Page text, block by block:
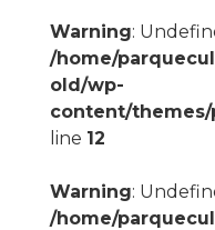
Warning:
/home/
old/wp-
content/
line 12
Warning:
/home/